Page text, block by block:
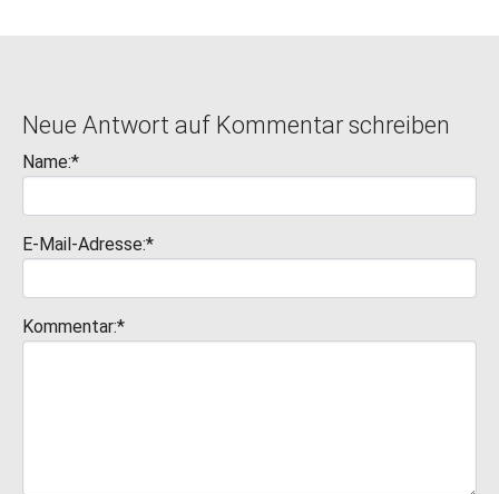
Neue Antwort auf Kommentar schreiben
Name:*
E-Mail-Adresse:*
Kommentar:*